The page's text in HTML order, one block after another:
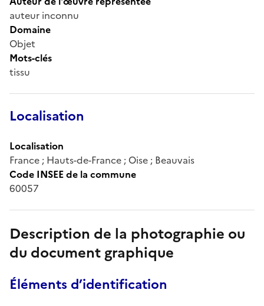
auteur inconnu
Domaine
Objet
Mots-clés
tissu
Localisation
Localisation
France ; Hauts-de-France ; Oise ; Beauvais
Code INSEE de la commune
60057
Description de la photographie ou
du document graphique
Éléments d’identification